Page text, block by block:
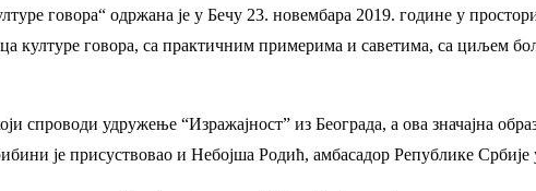
говора“ одржана је у Бечу 23. новембара 2019. године у
културе говора, са практичним примерима и саветима, са циљем
спроводи удружење “Изражајност” из Београда, а ова значајна
је присуствовао и Небојша Родић, амбасадор Републике Србије